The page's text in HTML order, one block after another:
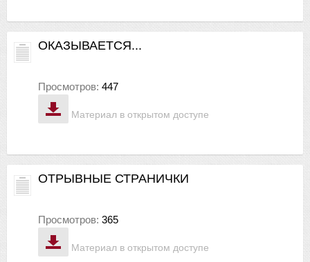
Материал в открытом доступе
ОКАЗЫВАЕТСЯ...
Просмотров: 447
Материал в открытом доступе
ОТРЫВНЫЕ СТРАНИЧКИ
Просмотров: 365